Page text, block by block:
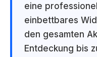
eine
einbettbares
den gesamten
Entdeckung bis